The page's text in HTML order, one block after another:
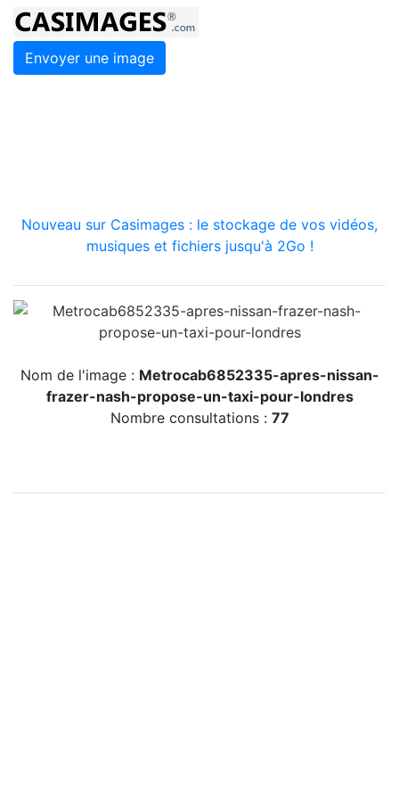
Envoyer une image
Nouveau sur Casimages : le stockage de vos vidéos,
musiques et fichiers jusqu'à 2Go !
Nom de l'image : Metrocab6852335-apres-nissan-
frazer-nash-propose-un-taxi-pour-londres
Nombre consultations : 77